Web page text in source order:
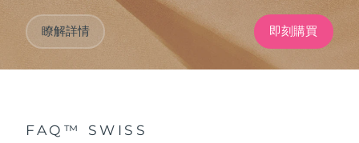
瞭解詳情 即刻購買
FAQ™ SWISS